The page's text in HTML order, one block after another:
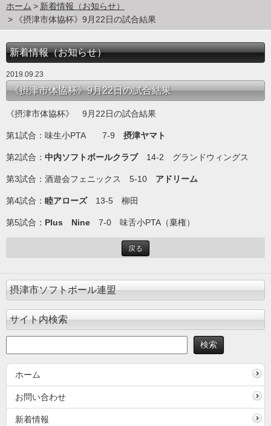
ホーム
新着情報（お知らせ）
《摂津市体協杯》9月22日の試合結果
新着情報（お知らせ）
2019.09.23
《摂津市体協杯》9月22日の試合結果
《摂津市体協杯》 9月22日の試合結果
第1試合：味生小PTA 7-9 摂津ヤマト
第2試合： 中内ソフトボールクラブ14-2 グランドウィングス
第3試合：酒遊会フェニックス 5-10 アドリーム
第4試合： 睦アローズ13-5 柳田
第5試合： Plus Nine 7-0 味舌小PTA（棄権）
戻る
摂津市ソフトボール連盟
サイト内検索
ホーム
お問い合わせ
新着情報